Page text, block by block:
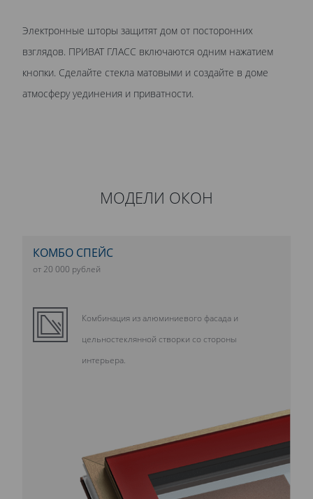
Электронные шторы защитят дом от посторонних
взглядов. ПРИВАТ ГЛАСС включаются одним нажатием
кнопки. Сделайте стекла матовыми и создайте в доме
атмосферу уединения и приватности.
МОДЕЛИ ОКОН
КОМБО СПЕЙС
от 20 000 рублей
Комбинация из алюминиевого фасада и
цельностеклянной створки со стороны
интерьера.